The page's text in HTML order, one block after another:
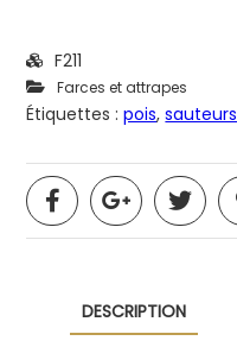
F211
Farces et attrapes
Étiquettes :pois,sauteurs
DESCRIPTION